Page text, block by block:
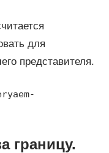
для
представителя.
границу.